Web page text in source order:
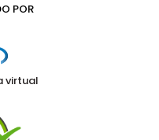
POR
virtual